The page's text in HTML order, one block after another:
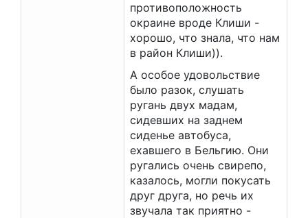
противоположность
окраине вроде Клиши -
хорошо, что знала, что нам
в район Клиши)).
А особое удовольствие
было разок, слушать
ругань двух мадам,
сидевших на заднем
сиденье автобуса,
ехавшего в Бельгию. Они
ругались очень свирепо,
казалось, могли покусать
друг друга, но речь их
звучала так приятно -